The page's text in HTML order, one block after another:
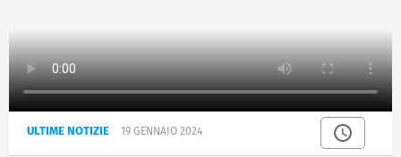
ULTIME NOTIZIE 19 GENNAIO 2024